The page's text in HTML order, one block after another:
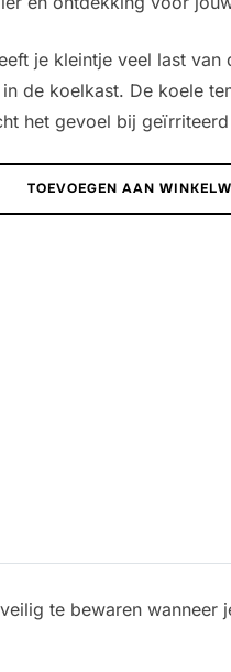
je kleintje veel last
de koelkast. De koele
het gevoel bij
TOEVOEGEN AAN
te bewaren wanneer